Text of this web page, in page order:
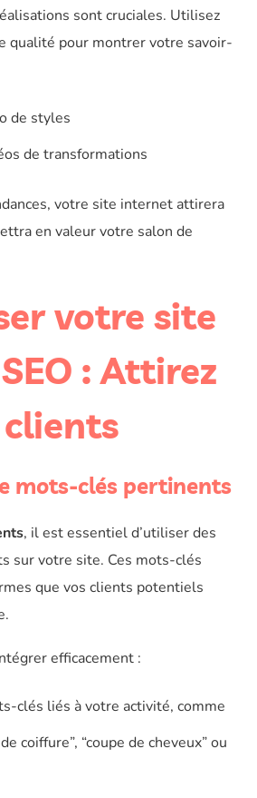
sont cruciales. Utilisez
qualité pour montrer votre savoir-
de styles
de transformations
votre site internet attirera
en valeur votre salon de
votre site
: Attirez
mots-clés pertinents
, il est essentiel d’utiliser des
sur votre site. Ces mots-clés
que vos clients potentiels
efficacement :
clés liés à votre activité, comme
coiffure”, “coupe de cheveux” ou